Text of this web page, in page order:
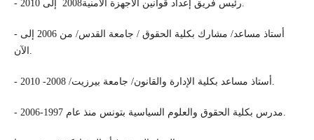
- أستاذ مساعد/ مشارك بكلية الحقوق / جامعة القدس/ من 2006 إلى